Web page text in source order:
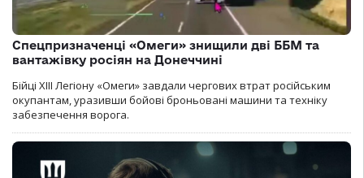
Спецпризначенці «Омеги» знищили дві ББМ та
вантажівку росіян на Донеччині
Бійці ХІІІ Легіону «Омеги» завдали чергових втрат російським
окупантам, уразивши бойові броньовані машини та техніку
забезпечення ворога.